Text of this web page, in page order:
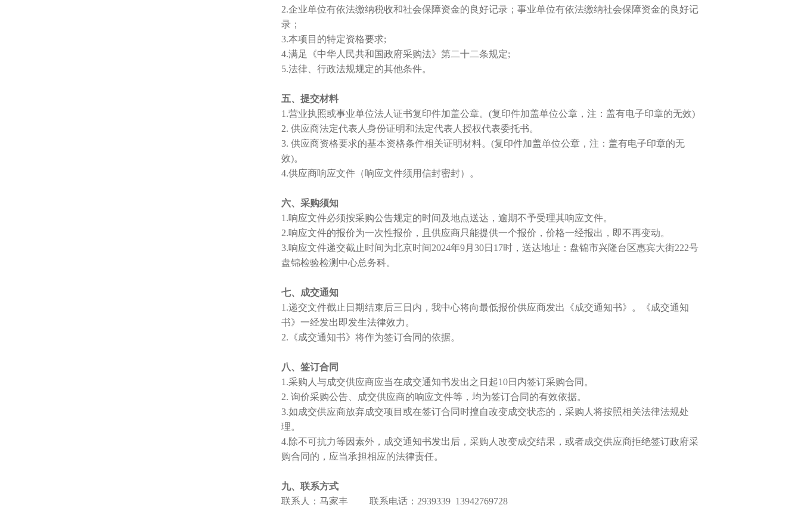
2.企业单位有依法缴纳税收和社会保障资金的良好记录；事业单位有依法缴纳社会保障资金的良好记
录；
3.本项目的特定资格要求;
4.满足《中华人民共和国政府采购法》第二十二条规定;
5.法律、行政法规规定的其他条件。
五、提交材料
1.营业执照或事业单位法人证书复印件加盖公章。(复印件加盖单位公章，注：盖有电子印章的无效)
2. 供应商法定代表人身份证明和法定代表人授权代表委托书。
3. 供应商资格要求的基本资格条件相关证明材料。(复印件加盖单位公章，注：盖有电子印章的无
效)。
4.供应商响应文件（响应文件须用信封密封）。
六、采购须知
1.响应文件必须按采购公告规定的时间及地点送达，逾期不予受理其响应文件。
2.响应文件的报价为一次性报价，且供应商只能提供一个报价，价格一经报出，即不再变动。
3.响应文件递交截止时间为北京时间2024年9月30日17时，送达地址：盘锦市兴隆台区惠宾大街222号
盘锦检验检测中心总务科。
七、成交通知
1.递交文件截止日期结束后三日内，我中心将向最低报价供应商发出《成交通知书》。《成交通知
书》一经发出即发生法律效力。
2.《成交通知书》将作为签订合同的依据。
八、签订合同
1.采购人与成交供应商应当在成交通知书发出之日起10日内签订采购合同。
2. 询价采购公告、成交供应商的响应文件等，均为签订合同的有效依据。
3.如成交供应商放弃成交项目或在签订合同时擅自改变成交状态的，采购人将按照相关法律法规处
理。
4.除不可抗力等因素外，成交通知书发出后，采购人改变成交结果，或者成交供应商拒绝签订政府采
购合同的，应当承担相应的法律责任。
九、联系方式
联系人：马家丰 联系电话：2939339 13942769728